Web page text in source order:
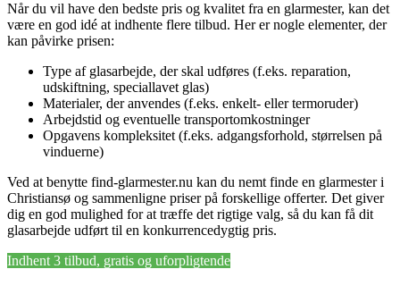
Når du vil have den bedste pris og kvalitet fra en glarmester, kan det
være en god idé at indhente flere tilbud. Her er nogle elementer, der
kan påvirke prisen:
Type af glasarbejde, der skal udføres (f.eks. reparation,
udskiftning, speciallavet glas)
Materialer, der anvendes (f.eks. enkelt- eller termoruder)
Arbejdstid og eventuelle transportomkostninger
Opgavens kompleksitet (f.eks. adgangsforhold, størrelsen på
vinduerne)
Ved at benytte find-glarmester.nu kan du nemt finde en glarmester i
Christiansø og sammenligne priser på forskellige offerter. Det giver
dig en god mulighed for at træffe det rigtige valg, så du kan få dit
glasarbejde udført til en konkurrencedygtig pris.
Indhent 3 tilbud, gratis og uforpligtende